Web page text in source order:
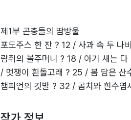
하나씩 반짝반짝
우리 아이들의 세상
아름다운 마음밭
모두 다 이루고 싶은 세상이다.
제1부 곤충들의 땀방울
포도주스 한 잔 ? 12 / 사과 속 두 나
람쥐의 볼주머니 ? 18 / 아기 새는
/ 멋쟁이 흰돌고래 ? 25 / 봄 담은
챔피언의 깃발 ? 32 / 곰치와 흰수
구 ? 38 / 짹짹짹 쪽쪽쪽 ? 39 / 당
하느님의 손끝 ? 45 / 동시 한 편 읽